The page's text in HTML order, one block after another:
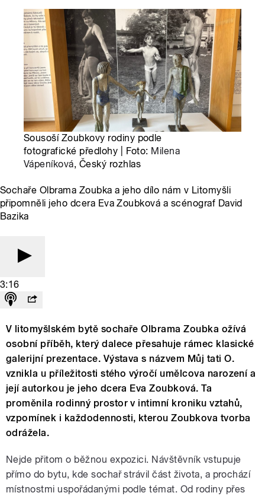
Sousoší Zoubkovy rodiny podle
fotografické předlohy | Foto: Milena
Vápeníková, Český rozhlas
Sochaře Olbrama Zoubka a jeho dílo nám v Litomyšli
připomněli jeho dcera Eva Zoubková a scénograf David
Bazika
3:16
V litomyšlském bytě sochaře Olbrama Zoubka ožívá
osobní příběh, který dalece přesahuje rámec klasické
galerijní prezentace. Výstava s názvem Můj tati O.
vznikla u příležitosti stého výročí umělcova narození a
její autorkou je jeho dcera Eva Zoubková. Ta
proměnila rodinný prostor v intimní kroniku vztahů,
vzpomínek i každodennosti, kterou Zoubkova tvorba
odrážela.
Nejde přitom o běžnou expozici. Návštěvník vstupuje
přímo do bytu, kde sochař strávil část života, a prochází
místnostmi uspořádanými podle témat. Od rodiny přes